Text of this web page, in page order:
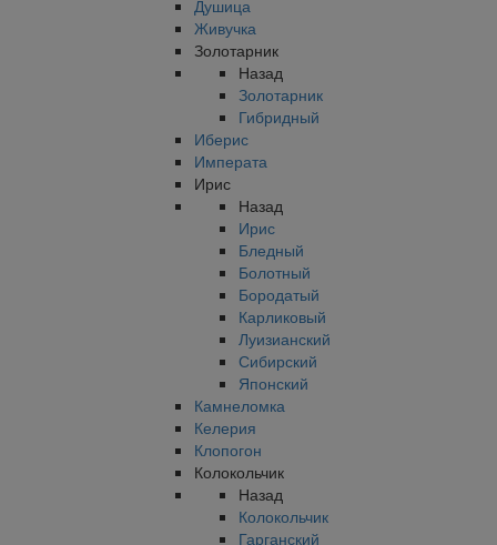
Душица
Живучка
Золотарник
Назад
Золотарник
Гибридный
Иберис
Императа
Ирис
Назад
Ирис
Бледный
Болотный
Бородатый
Карликовый
Луизианский
Сибирский
Японский
Камнеломка
Келерия
Клопогон
Колокольчик
Назад
Колокольчик
Гарганский